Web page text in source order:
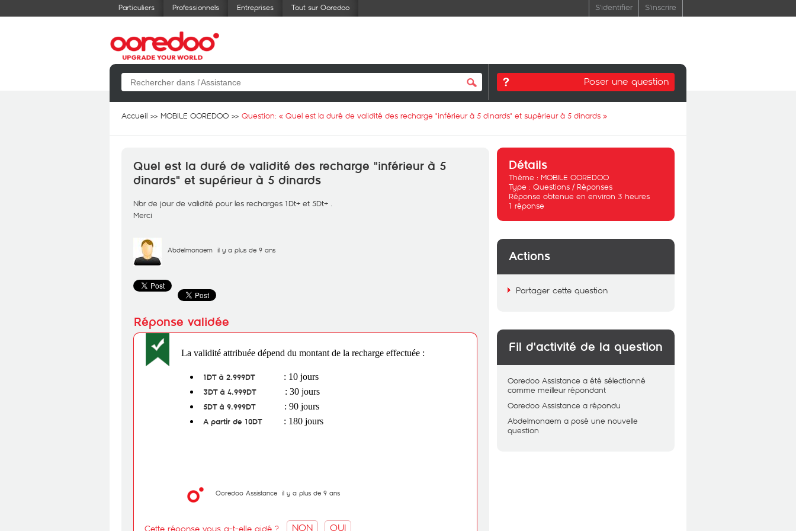
Particuliers Professionnels Entreprises Tout sur Ooredoo S'identifier S'inscrire
Poser une question
Accueil MOBILE OOREDOO Question: « Quel est la duré de validité des recharge "inférieur à 5 dinards" et supérieur à 5 dinards »
Quel est la duré de validité des recharge "inférieur à 5
dinards" et supérieur à 5 dinards
Nbr de jour de validité pour les recharges 1Dt+ et 5Dt+ .
Merci
Abdelmonaem il y a plus de 9 ans
La validité attribuée dépend du montant de la recharge effectuée :
1DT à 2.999DT : 10 jours
3DT à 4.999DT : 30 jours
5DT à 9.999DT : 90 jours
A partir de 10DT : 180 jours
Ooredoo Assistance il y a plus de 9 ans
Cette réponse vous a-t-elle aidé ? NON OUI
Détails
Thème : MOBILE OOREDOO
Type : Questions / Réponses
Réponse obtenue en environ 3 heures
1 réponse
Actions
Partager cette question
Fil d'activité de la question
Ooredoo Assistance a été sélectionné
comme meilleur répondant
Ooredoo Assistance a répondu
Abdelmonaem a posé une nouvelle
question